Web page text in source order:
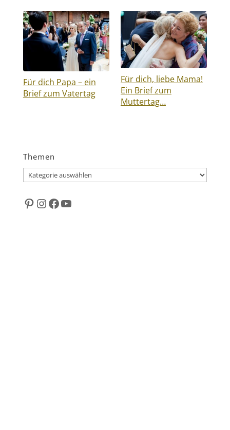
Für dich Papa – ein
Brief zum Vatertag
Für dich, liebe Mama!
Ein Brief zum
Muttertag…
Themen
Themen
Pinterest
Instagram
Facebook
YouTube